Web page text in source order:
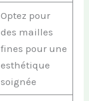
Optez pour
des mailles
fines pour une
esthétique
soignée